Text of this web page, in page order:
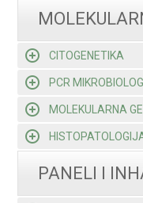
CITOGENETIKA
PCR
MOLEKULARNA
PANELI I